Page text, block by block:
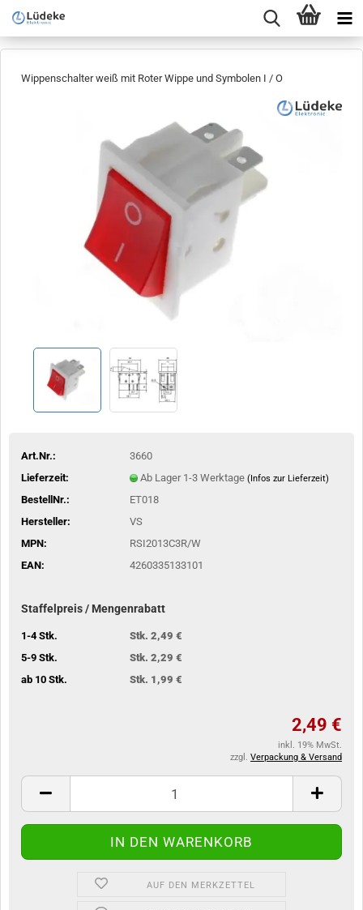
Wippenschalter weiß mit Roter Wippe und Symbolen I / O
Art.Nr.:
3660
Lieferzeit:
Ab Lager 1-3 Werktage (Infos zur Lieferzeit)
BestellNr.:
ET018
Hersteller:
VS
MPN:
RSI2013C3R/W
EAN:
4260335133101
Staffelpreis / Mengenrabatt
1-4 Stk.
Stk. 2,49 €
5-9 Stk.
Stk. 2,29 €
ab 10 Stk.
Stk. 1,99 €
2,49 €
inkl. 19% MwSt.
zzgl. Verpackung & Versand
AUF DEN MERKZETTEL